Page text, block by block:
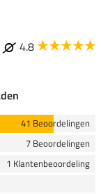
4.8
41 Beoordelingen
7 Beoordelingen
1 Klantenbeoordeling